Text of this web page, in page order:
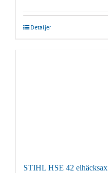
Detaljer
STIHL HSE 42 elhäcksax